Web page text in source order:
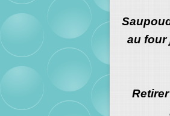
au four